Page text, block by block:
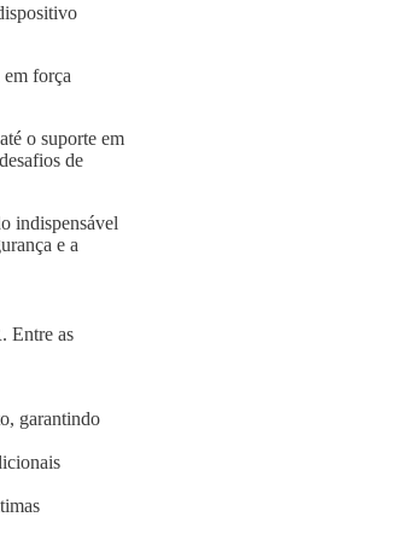
força
o suporte em
de
indispensável
e a
Entre as
garantindo